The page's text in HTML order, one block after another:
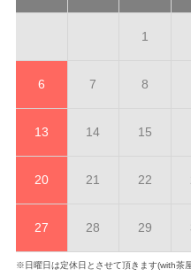
1
6 7 8
13 14 15
20 21 22
27 28 29
※日曜日は定休日とさせて頂きます(with茶